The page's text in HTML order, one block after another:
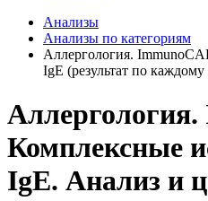
Анализы
Анализы по категориям
Аллергология.
IgE (результат по каждому
Комплексные
IgE. Анализ и